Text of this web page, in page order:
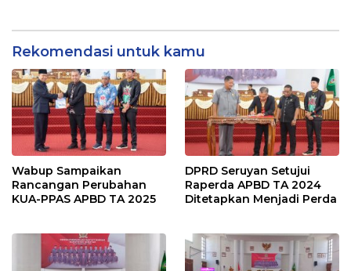
Rekomendasi untuk kamu
Wabup Sampaikan
Rancangan Perubahan
KUA-PPAS APBD TA 2025
DPRD Seruyan Setujui
Raperda APBD TA 2024
Ditetapkan Menjadi Perda